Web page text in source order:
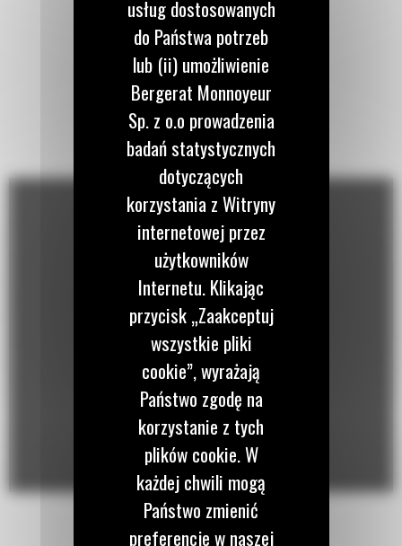
usług dostosowanych
do Państwa potrzeb
lub (ii) umożliwienie
Bergerat Monnoyeur
Sp. z o.o prowadzenia
badań statystycznych
dotyczących
korzystania z Witryny
internetowej przez
użytkowników
Internetu. Klikając
przycisk „Zaakceptuj
wszystkie pliki
cookie”, wyrażają
Państwo zgodę na
korzystanie z tych
plików cookie. W
każdej chwili mogą
Państwo zmienić
preferencje w naszej